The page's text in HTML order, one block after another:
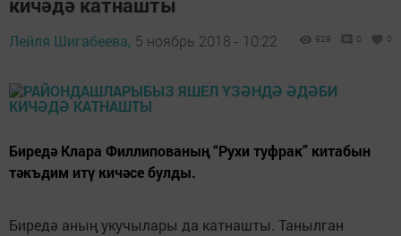
кичәдә катнашты
Лейля Шигабеева, 5 ноябрь 2018 - 10:22 929 0 0
Биредә Клара Филлипованың “Рухи туфрак” китабын
тәкъдим итү кичәсе булды.
Биредә аның укучылары да катнашты. Танылган